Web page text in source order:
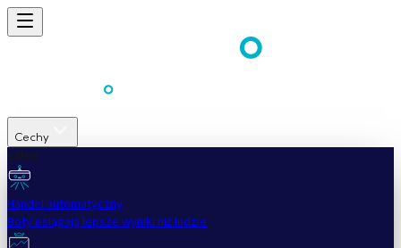
Cechy
Łatwe
Handel automatyczny
Boty osiągają lepsze wyniki niż ludzie